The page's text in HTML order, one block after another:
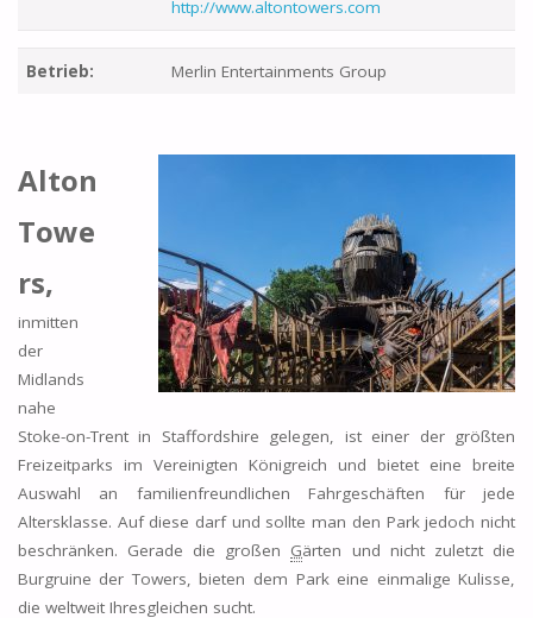
http://www.altontowers.com
Betrieb: Merlin Entertainments Group
Alton
Towe
rs,
inmitten
der
Midlands
nahe
Stoke-on-Trent in Staffordshire gelegen, ist einer der größten
Freizeitparks im Vereinigten Königreich und bietet eine breite
Auswahl an familienfreundlichen Fahrgeschäften für jede
Altersklasse. Auf diese darf und sollte man den Park jedoch nicht
beschränken. Gerade die großen Gärten und nicht zuletzt die
Burgruine der Towers, bieten dem Park eine einmalige Kulisse,
die weltweit Ihresgleichen sucht.